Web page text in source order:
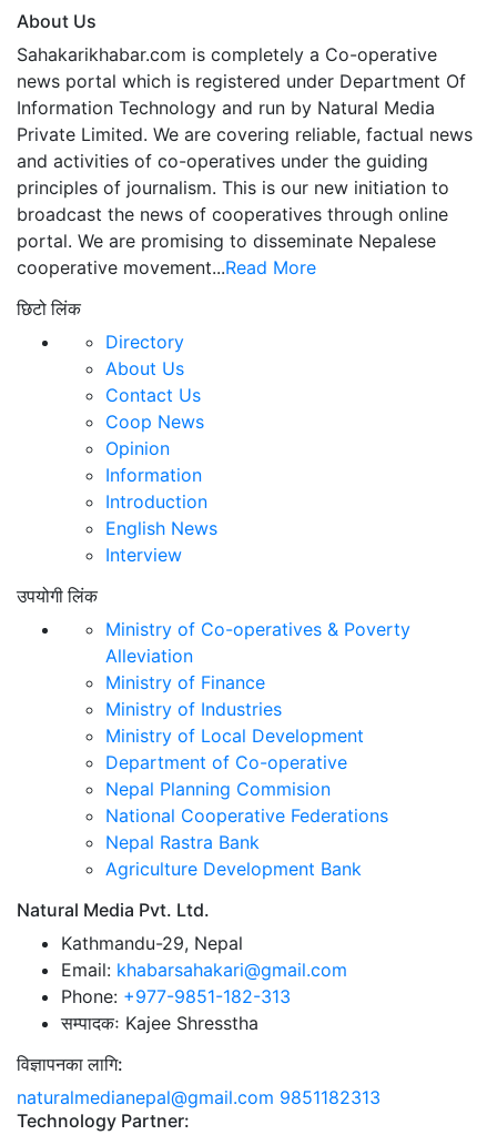
About Us
Sahakarikhabar.com is completely a Co-operative
news portal which is registered under Department Of
Information Technology and run by Natural Media
Private Limited. We are covering reliable, factual news
and activities of co-operatives under the guiding
principles of journalism. This is our new initiation to
broadcast the news of cooperatives through online
portal. We are promising to disseminate Nepalese
cooperative movement...Read More
छिटो लिंक
Directory
About Us
Contact Us
Coop News
Opinion
Information
Introduction
English News
Interview
उपयोगी लिंक
Ministry of Co-operatives & Poverty
Alleviation
Ministry of Finance
Ministry of Industries
Ministry of Local Development
Department of Co-operative
Nepal Planning Commision
National Cooperative Federations
Nepal Rastra Bank
Agriculture Development Bank
Natural Media Pvt. Ltd.
Kathmandu-29, Nepal
Email: khabarsahakari@gmail.com
Phone: +977-9851-182-313
सम्पादकः Kajee Shresstha
विज्ञापनका लागि:
naturalmedianepal@gmail.com 9851182313
Technology Partner: